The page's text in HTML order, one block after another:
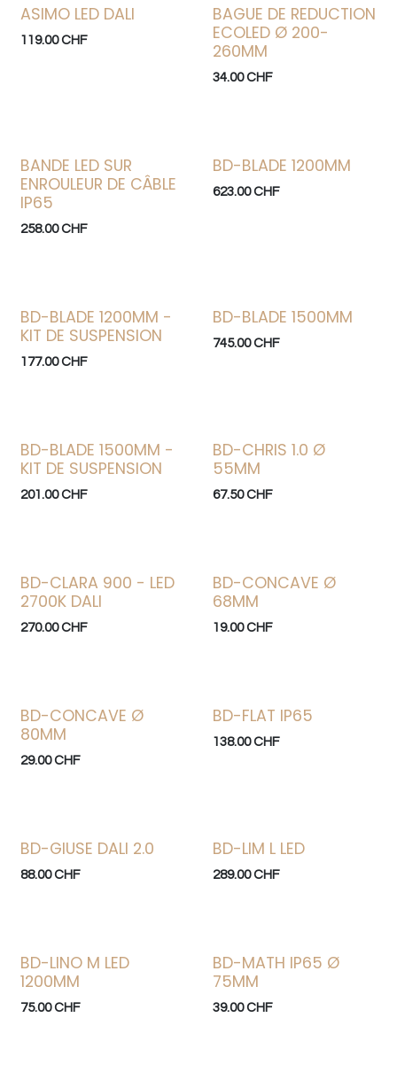
Bonne affaire
ASIMO LED DALI
119.00CHF Nouveau !
BAGUE DE REDUCTION
ECOLED Ø 200-
260MM
34.00CHF
BANDE LED SUR
ENROULEUR DE CÂBLE
IP65
258.00CHF
BD-BLADE 1200MM
623.00CHF
BD-BLADE 1200MM -
KIT DE SUSPENSION
177.00CHF
BD-BLADE 1500MM
745.00CHF
BD-BLADE 1500MM -
KIT DE SUSPENSION
201.00CHF Bonne affaire
BD-CHRIS 1.0 Ø
55MM
67.50CHF
Bonne affaire
BD-CLARA 900 - LED
2700K DALI
270.00CHF
BD-CONCAVE Ø
68MM
19.00CHF
BD-CONCAVE Ø
80MM
29.00CHF
BD-FLAT IP65
138.00CHF
Bonne affaire
BD-GIUSE DALI 2.0
88.00CHF
BD-LIM L LED
289.00CHF
BD-LINO M LED
1200MM
75.00CHF Bonne affaire
BD-MATH IP65 Ø
75MM
39.00CHF